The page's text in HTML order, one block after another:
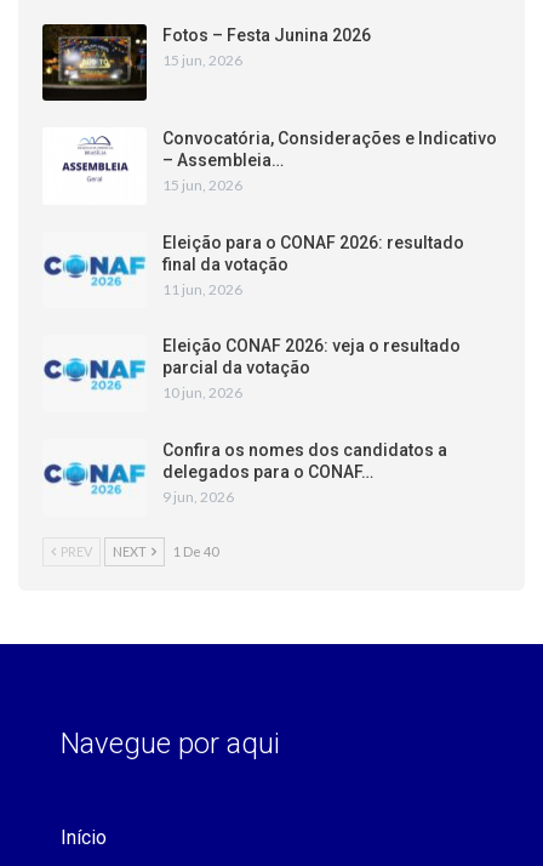
Fotos – Festa Junina 2026
15 jun, 2026
Convocatória, Considerações e Indicativo
– Assembleia…
15 jun, 2026
Eleição para o CONAF 2026: resultado
final da votação
11 jun, 2026
Eleição CONAF 2026: veja o resultado
parcial da votação
10 jun, 2026
Confira os nomes dos candidatos a
delegados para o CONAF…
9 jun, 2026
PREV NEXT 1 De 40
Navegue por aqui
Início